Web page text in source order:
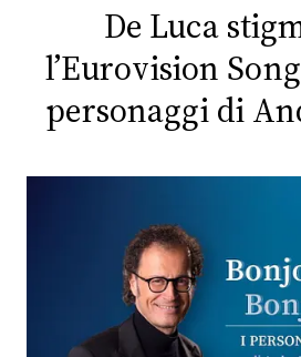
PLAYLIST
CONCORSI
EVENTI
De Luca
l’Eurovision
personaggi di